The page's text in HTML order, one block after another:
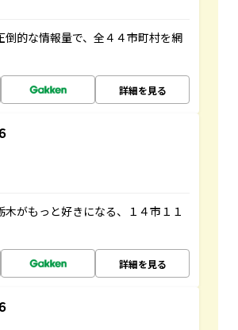
倒的な情報量で、全４４市町村を網
詳細を見る
木がもっと好きになる、１４市１１
詳細を見る